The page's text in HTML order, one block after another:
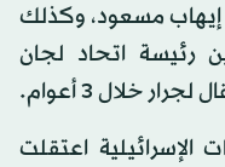
إيهاب مسعود، وكذلك
رئيسة اتحاد لجان
خلال 3 أعوام.
الإسرائيلية اعتقلت